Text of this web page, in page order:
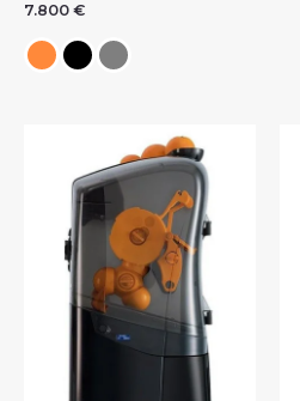
7.800 €